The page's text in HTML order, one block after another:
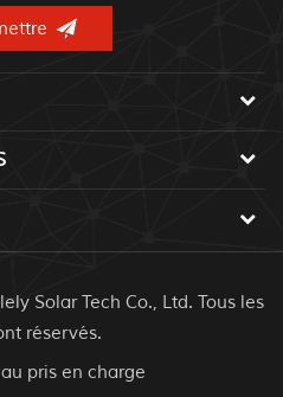
Solar Tech Co., Ltd. Tous les
réservés.
pris en charge